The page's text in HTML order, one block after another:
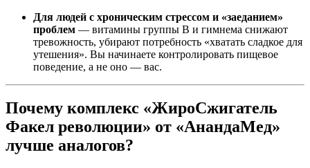
Для людей с хроническим стрессом и «заеданием»
проблем — витамины группы B и гимнема снижают
тревожность, убирают потребность «хватать сладкое для
утешения». Вы начинаете контролировать пищевое
поведение, а не оно — вас.
Почему комплекс «ЖироСжигатель
Факел революции» от «АнандаМед»
лучше аналогов?